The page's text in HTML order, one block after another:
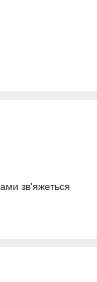
зв'яжеться